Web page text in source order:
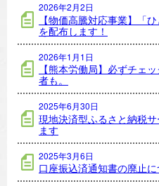
2026年2月2日
【物価高騰対応事業】「
を配布します！
2026年1月1日
【熊本労働局】必ずチェ
者も。
2025年6月30日
現地決済型ふるさと納税
ます
2025年3月6日
口座振込済通知書の廃止